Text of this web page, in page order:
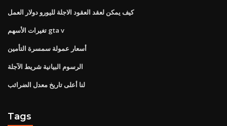
كيف يمكن لعقد العقود الاجلة لليورو دولار العمل
تغيرات الأسهم gta v
أسعار عمولة سمسرة التأمين
الرسوم البيانية شريط الآجلة
لنا أعلى تاريخ معدل الضرائب
Tags